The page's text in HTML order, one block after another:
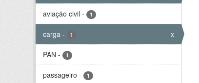
aviação civil - 1
carga - 1 x
PAN - 1
passageiro - 1